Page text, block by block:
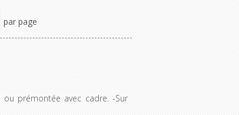
par page
prémontée avec cadre. -Sur